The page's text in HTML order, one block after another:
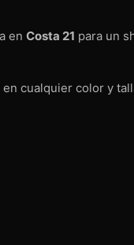
en Costa 21 para un
en cualquier color y